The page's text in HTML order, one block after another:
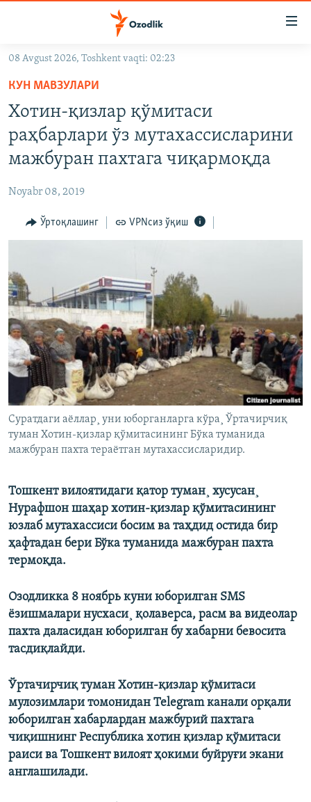
Асосий
навигацияга
ўтинг
Қидиришга
ўтинг
OZODARXIV
На русском
ИЖТИМОИЙ ТАРМОҚЛАР
Озодлик бошқа тилларда
08 Avgust 2026, Toshkent vaqti: 02:23
КУН МАВЗУЛАРИ
Хотин-қизлар қўмитаси
раҳбарлари ўз мутахассисларини
мажбуран пахтага чиқармоқда
Noyabr 08, 2019
Ўртоқлашинг VPNсиз ўқиш
Суратдаги аëллар¸ уни юборганларга кўра¸ Ўртачирчиқ
туман Хотин-қизлар қўмитасининг Бўка туманида
мажбуран пахта тераëтган мутахассисларидир.
Тошкент вилоятидаги қатор туман¸ хусусан¸
Нурафшон шаҳар хотин-қизлар қўмитасининг
юзлаб мутахассиси босим ва таҳдид остида бир
ҳафтадан бери Бўка туманида мажбуран пахта
термоқда.
Озодликка 8 ноябрь куни юборилган SMS
ëзишмалари нусхаси¸ қолаверса, расм ва видеолар
пахта даласидан юборилган бу хабарни бевосита
тасдиқлайди.
Ўртачирчиқ туман Хотин-қизлар қўмитаси
мулозимлари томонидан Telegram канали орқали
юборилган хабарлардан мажбурий пахтага
чиқишнинг Республика хотин қизлар қўмитаси
раиси ва Тошкент вилоят ҳокими буйруғи экани
англашилади.